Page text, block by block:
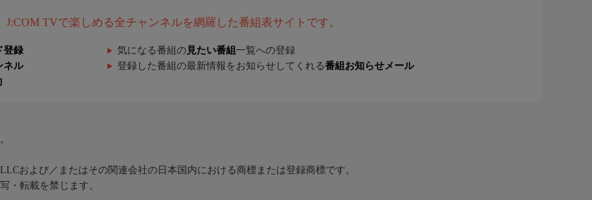
J:COM TVで楽しめる全チャンネルを網羅した番組表サイトです。
登録 気になる番組の 見たい番組 一覧への登録
ネル 登録した番組の最新情報をお知らせしてくれる番組お知らせメール
および／またはその関連会社の日本国内における商標または登録商標です。
・転載を禁じます。